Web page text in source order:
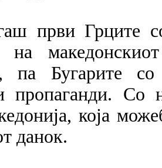
први Грците со
на
па Бугарите
пропаганди. Со
која
данок.